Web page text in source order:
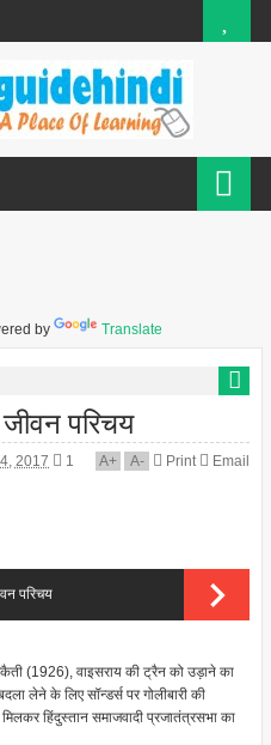
by Translate
परिचय
2017 1 A+ A- Print Email
परिचय
(1926), वाइसराय की ट्रैन को उड़ाने का
लेने के लिए सॉन्डर्स पर गोलीबारी की
हिंदुस्तान समाजवादी प्रजातंत्रसभा का